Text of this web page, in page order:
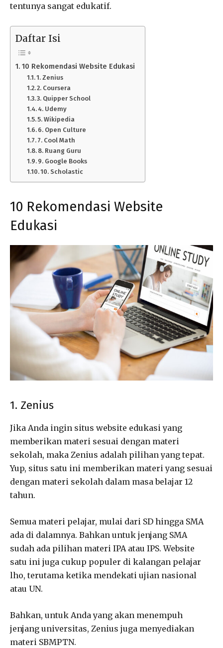
tentunya sangat edukatif.
Daftar Isi
10 Rekomendasi Website Edukasi
1. Zenius
2. Coursera
3. Quipper School
4. Udemy
5. Wikipedia
6. Open Culture
7. Cool Math
8. Ruang Guru
9. Google Books
10. Scholastic
10 Rekomendasi Website
Edukasi
1. Zenius
Jika Anda ingin situs website edukasi yang
memberikan materi sesuai dengan materi
sekolah, maka Zenius adalah pilihan yang tepat.
Yup, situs satu ini memberikan materi yang sesuai
dengan materi sekolah dalam masa belajar 12
tahun.
Semua materi pelajar, mulai dari SD hingga SMA
ada di dalamnya. Bahkan untuk jenjang SMA
sudah ada pilihan materi IPA atau IPS. Website
satu ini juga cukup populer di kalangan pelajar
lho, terutama ketika mendekati ujian nasional
atau UN.
Bahkan, untuk Anda yang akan menempuh
jenjang universitas, Zenius juga menyediakan
materi SBMPTN.